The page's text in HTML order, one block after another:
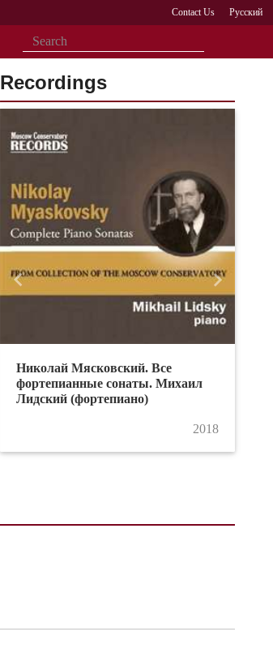
Contact Us Русский
Recordings
Николай Мясковский. Все
фортепианные сонаты. Михаил
Лидский (фортепиано)
2018
Назад Вперед